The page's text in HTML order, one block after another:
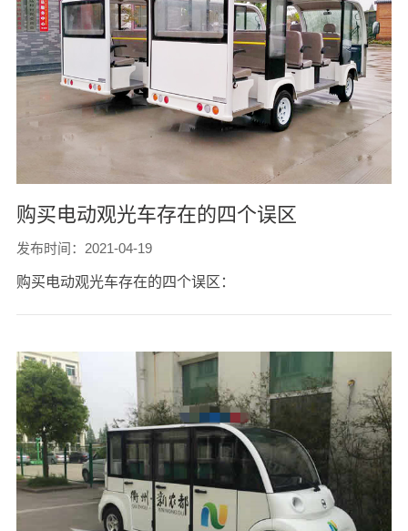
购买电动观光车存在的四个误区
发布时间：2021-04-19
购买电动观光车存在的四个误区：